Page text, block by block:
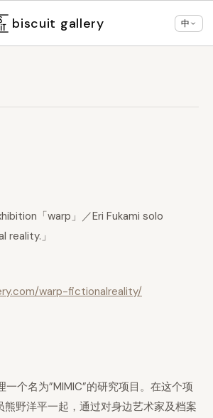
以 切换语言 ×
biscuit gallery 中
「warp」／Eri Fukami solo
reality.」
warp-fictionalreality/
一个名为”MIMIC”的研究项目。在这个项
熊野洋平一起，通过对身边艺术家及档案